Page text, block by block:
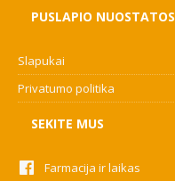
PUSLAPIO NUOSTATOS
Slapukai
Privatumo politika
SEKITE MUS
Farmacija ir laikas